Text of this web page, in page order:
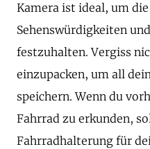
Kamera ist ideal, um
Sehenswürdigkeiten
festzuhalten. Vergiss
einzupacken, um all
speichern. Wenn du
Fahrrad zu erkunden,
Fahrradhalterung für